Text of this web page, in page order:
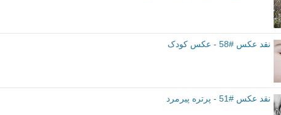
نقد عکس #58 - عکس کودک
نقد عکس #51 - پرتره پیرمرد